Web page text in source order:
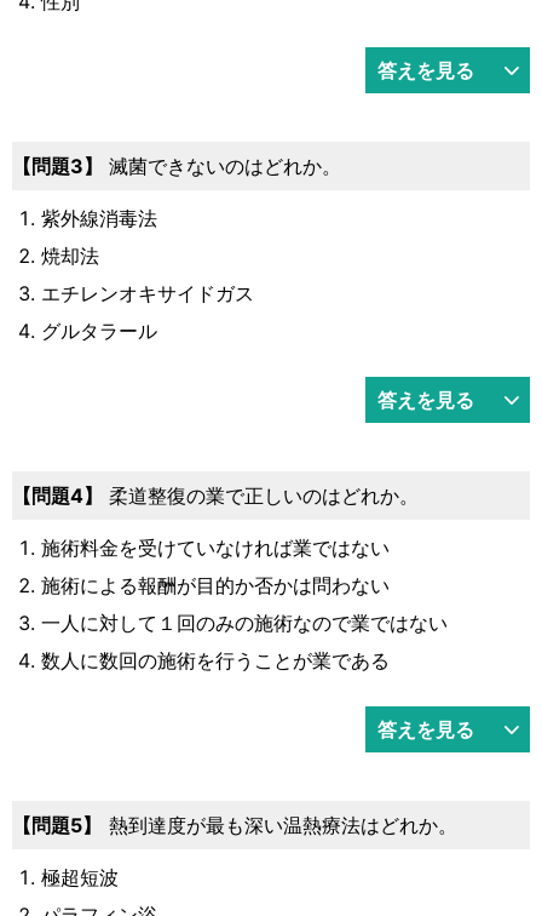
答えを見る
3 滅菌できないのはどれか。
紫外線消毒法
焼却法
エチレンオキサイドガス
グルタラール
答えを見る
4 柔道整復の業で正しいのはどれか。
施術料金を受けていなければ業ではない
施術による報酬が目的か否かは問わない
一人に対して１回のみの施術なので業ではない
数人に数回の施術を行うことが業である
答えを見る
5 熱到達度が最も深い温熱療法はどれか。
極超短波